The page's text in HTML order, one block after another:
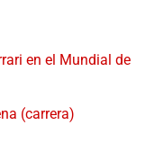
en el Mundial de
(carrera)